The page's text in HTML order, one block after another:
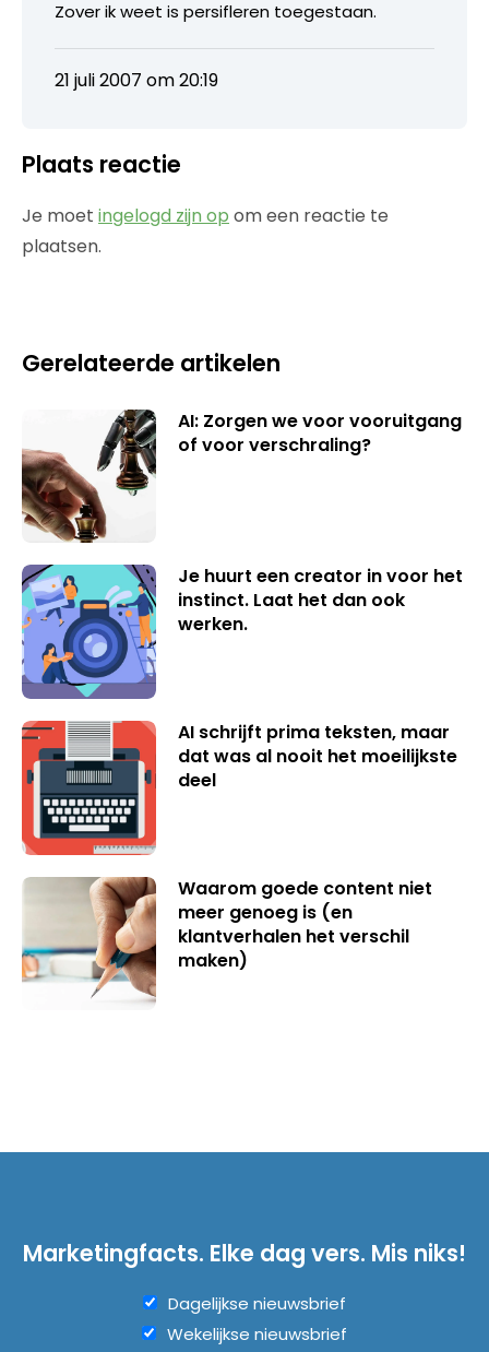
Zover ik weet is persifleren toegestaan.
21 juli 2007 om 20:19
Plaats reactie
Je moet ingelogd zijn op om een reactie te
plaatsen.
Gerelateerde artikelen
AI: Zorgen we voor vooruitgang
of voor verschraling?
Je huurt een creator in voor het
instinct. Laat het dan ook
werken.
AI schrijft prima teksten, maar
dat was al nooit het moeilijkste
deel
Waarom goede content niet
meer genoeg is (en
klantverhalen het verschil
maken)
Marketingfacts. Elke dag vers. Mis niks!
Dagelijkse nieuwsbrief
Wekelijkse nieuwsbrief